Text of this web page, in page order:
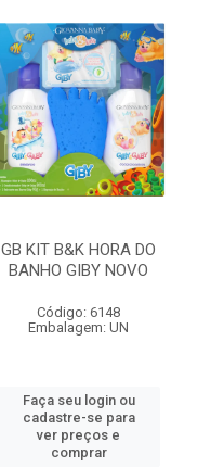
GB KIT B&K HORA DO
BANHO GIBY NOVO
Código: 6148
Embalagem: UN
Faça seu login ou
cadastre-se para
ver preços e
comprar